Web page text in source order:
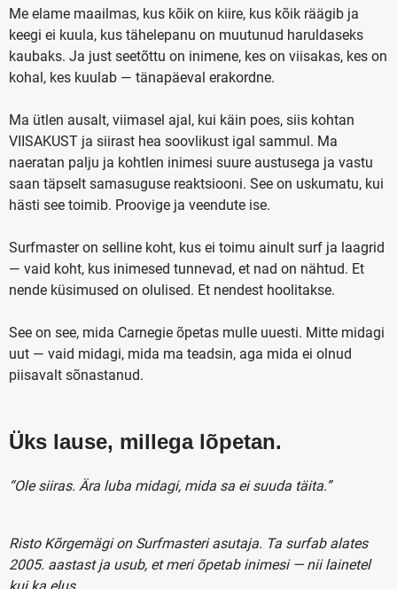
Me elame maailmas, kus kõik on kiire, kus kõik räägib ja
keegi ei kuula, kus tähelepanu on muutunud haruldaseks
kaubaks. Ja just seetõttu on inimene, kes on viisakas, kes on
kohal, kes kuulab — tänapäeval erakordne.
Ma ütlen ausalt, viimasel ajal, kui käin poes, siis kohtan
VIISAKUST ja siirast hea soovlikust igal sammul. Ma
naeratan palju ja kohtlen inimesi suure austusega ja vastu
saan täpselt samasuguse reaktsiooni. See on uskumatu, kui
hästi see toimib. Proovige ja veendute ise.
Surfmaster on selline koht, kus ei toimu ainult surf ja laagrid
— vaid koht, kus inimesed tunnevad, et nad on nähtud. Et
nende küsimused on olulised. Et nendest hoolitakse.
See on see, mida Carnegie õpetas mulle uuesti. Mitte midagi
uut — vaid midagi, mida ma teadsin, aga mida ei olnud
piisavalt sõnastanud.
Üks lause, millega lõpetan.
“Ole siiras. Ära luba midagi, mida sa ei suuda täita.”
Risto Kõrgemägi on Surfmasteri asutaja. Ta surfab alates
2005. aastast ja usub, et meri õpetab inimesi — nii lainetel